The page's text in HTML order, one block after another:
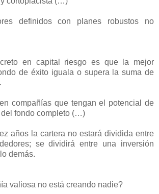
definidos con planes robustos no
en capital riesgo es que la mejor
de éxito iguala o supera la suma de
compañías que tengan el potencial de
del fondo completo (…)
años la cartera no estará dividida entre
se dividirá entre una inversión
demás.
valiosa no está creando nadie?